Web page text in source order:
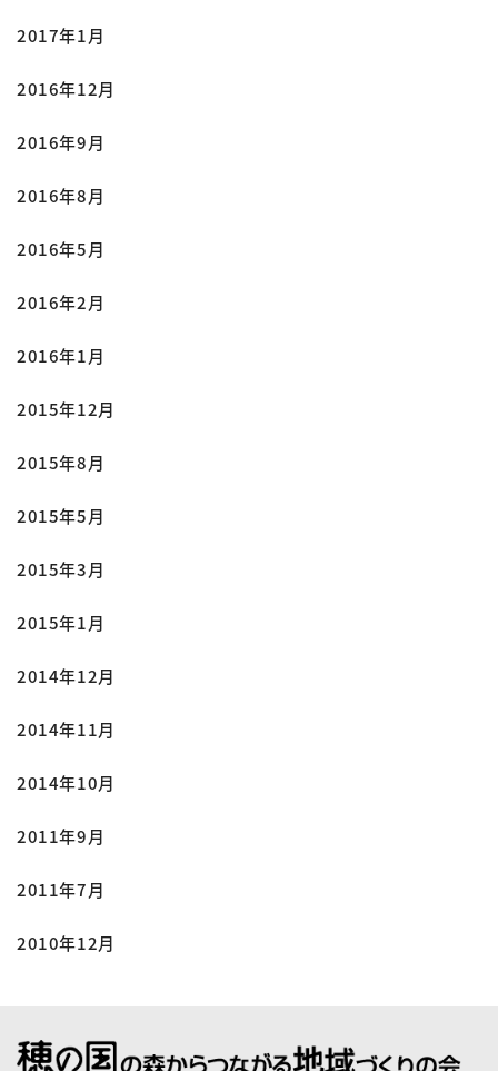
2017年1月
2016年12月
2016年9月
2016年8月
2016年5月
2016年2月
2016年1月
2015年12月
2015年8月
2015年5月
2015年3月
2015年1月
2014年12月
2014年11月
2014年10月
2011年9月
2011年7月
2010年12月